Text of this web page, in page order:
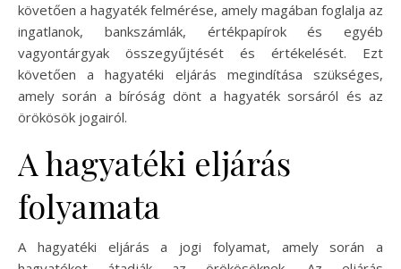
követően a hagyaték felmérése, amely magában foglalja az
ingatlanok, bankszámlák, értékpapírok és egyéb
vagyontárgyak összegyűjtését és értékelését. Ezt
követően a hagyatéki eljárás megindítása szükséges,
amely során a bíróság dönt a hagyaték sorsáról és az
örökösök jogairól.
A hagyatéki eljárás
folyamata
A hagyatéki eljárás a jogi folyamat, amely során a